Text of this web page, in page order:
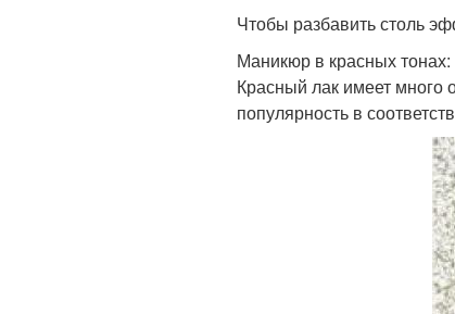
Чтобы разбавить столь
Маникюр в красных тонах:
Красный лак имеет много
популярность в